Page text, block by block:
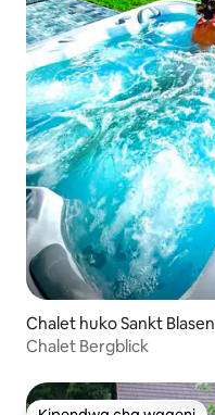
Chalet huko Sankt Blasen
Chalet Bergblick